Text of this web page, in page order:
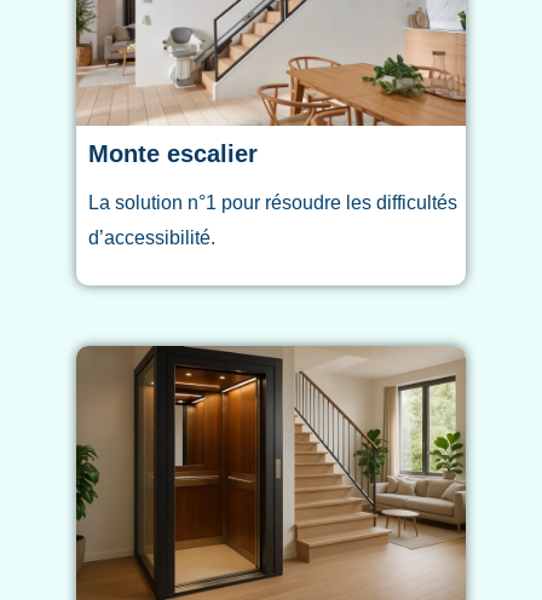
Monte escalier
La solution n°1 pour résoudre les difficultés
d’accessibilité.